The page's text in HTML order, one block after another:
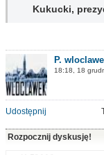
Kukucki,
P.
18:18, 18
Udostępnij
Rozpocznij dyskusję!